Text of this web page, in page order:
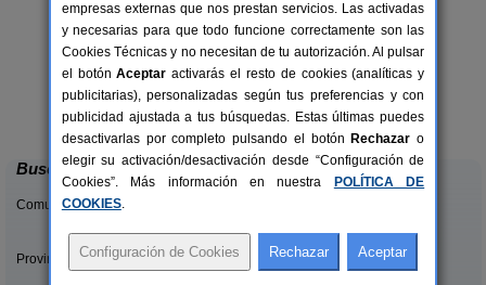
4 pers.
desde30 €
Casa Rural El Barricuevo
Almeida de Sayago (Zamora)
Buscar
Comunidades:
Provincias/Islas:
empresas externas que nos prestan servicios. Las activadas
y necesarias para que todo funcione correctamente son las
Cookies Técnicas y no necesitan de tu autorización. Al pulsar
el botónAceptar activarás el resto de cookies (analíticas y
publicitarias), personalizadas según tus preferencias y con
publicidad ajustada a tus búsquedas. Estas últimas puedes
desactivarlas por completo pulsando el botón Rechazar o
elegir su activación/desactivación desde “Configuración de
Cookies”. Más información en nuestra
POLÍTICA DE
COOKIES.